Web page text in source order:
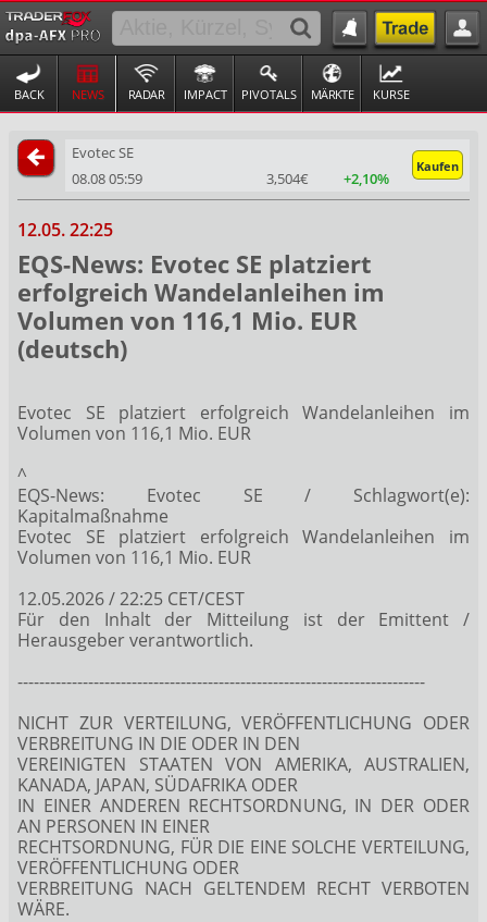
BACK NEWS RADAR IMPACT PIVOTALS MÄRKTE KURSE
Evotec SE
Kaufen
08.08 05:59 3,504€ +2,10%
12.05. 22:25
EQS-News: Evotec SE platziert
erfolgreich Wandelanleihen im
Volumen von 116,1 Mio. EUR
(deutsch)
Evotec SE platziert erfolgreich Wandelanleihen im
Volumen von 116,1 Mio. EUR
^
EQS-News: Evotec SE / Schlagwort(e):
Kapitalmaßnahme
Evotec SE platziert erfolgreich Wandelanleihen im
Volumen von 116,1 Mio. EUR
12.05.2026 / 22:25 CET/CEST
Für den Inhalt der Mitteilung ist der Emittent /
Herausgeber verantwortlich.
---------------------------------------------------------------------------
NICHT ZUR VERTEILUNG, VERÖFFENTLICHUNG ODER
VERBREITUNG IN DIE ODER IN DEN
VEREINIGTEN STAATEN VON AMERIKA, AUSTRALIEN,
KANADA, JAPAN, SÜDAFRIKA ODER
IN EINER ANDEREN RECHTSORDNUNG, IN DER ODER
AN PERSONEN IN EINER
RECHTSORDNUNG, FÜR DIE EINE SOLCHE VERTEILUNG,
VERÖFFENTLICHUNG ODER
VERBREITUNG NACH GELTENDEM RECHT VERBOTEN
WÄRE.